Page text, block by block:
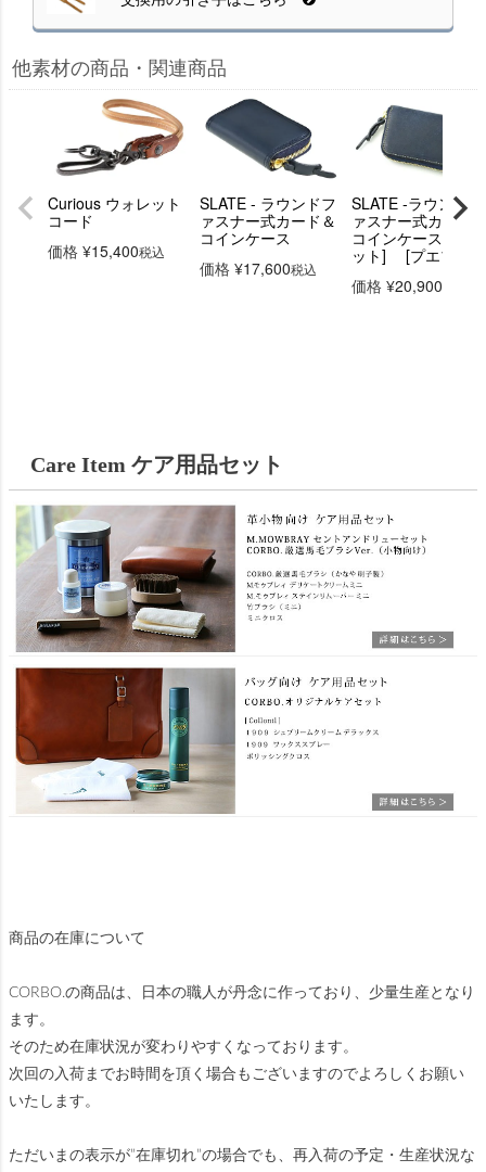
他素材の商品・関連商品
Curious ウォレット
コード
価格 ¥15,400税込
SLATE - ラウンドフ
ァスナー式カード＆
コインケース
価格 ¥17,600税込
SLATE -ラウンドフ
ァスナー式カード
コインケース [3ポ
ット] [プエブロ]
価格 ¥20,900
Care Item ケア用品セット
商品の在庫について
CORBO.の商品は、日本の職人が丹念に作っており、少量生産となり
ます。
そのため在庫状況が変わりやすくなっております。
次回の入荷までお時間を頂く場合もございますのでよろしくお願い
いたします。
ただいまの表示が”在庫切れ”の場合でも、再入荷の予定・生産状況な